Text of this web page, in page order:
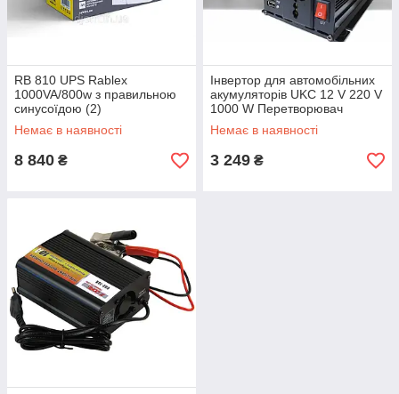
RB 810 UPS Rablex
1000VA/800w з правильною
синусоїдою (2)
Немає в наявності
8 840 ₴
Інвертор для автомобільних
акумуляторів UKC 12 V 220 V
1000 W Перетворювач
напруги Чиста синусоїда
Немає в наявності
3 249 ₴